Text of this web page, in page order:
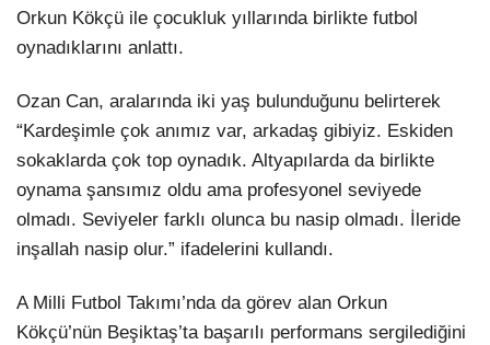
Orkun Kökçü ile çocukluk yıllarında birlikte futbol
oynadıklarını anlattı.
Ozan Can, aralarında iki yaş bulunduğunu belirterek
“Kardeşimle çok anımız var, arkadaş gibiyiz. Eskiden
sokaklarda çok top oynadık. Altyapılarda da birlikte
oynama şansımız oldu ama profesyonel seviyede
olmadı. Seviyeler farklı olunca bu nasip olmadı. İleride
inşallah nasip olur.” ifadelerini kullandı.
A Milli Futbol Takımı’nda da görev alan Orkun
Kökçü’nün Beşiktaş’ta başarılı performans sergilediğini